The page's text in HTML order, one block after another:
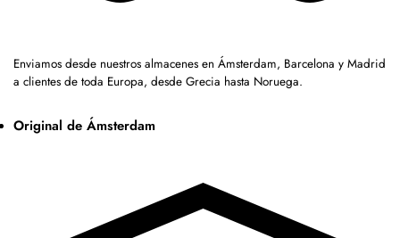
Enviamos desde nuestros almacenes en Ámsterdam, Barcelona y Madrid
a clientes de toda Europa, desde Grecia hasta Noruega.
Original de Ámsterdam